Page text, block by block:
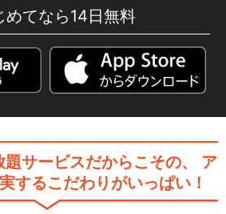
グリザイア：ファントムトリ
閉じる
めてなら14日無料
サービスだからこその、
ア
するこだわりがいっぱい！